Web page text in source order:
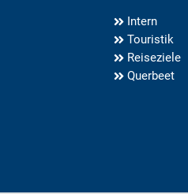
Intern
Touristik
Reiseziele
Querbeet